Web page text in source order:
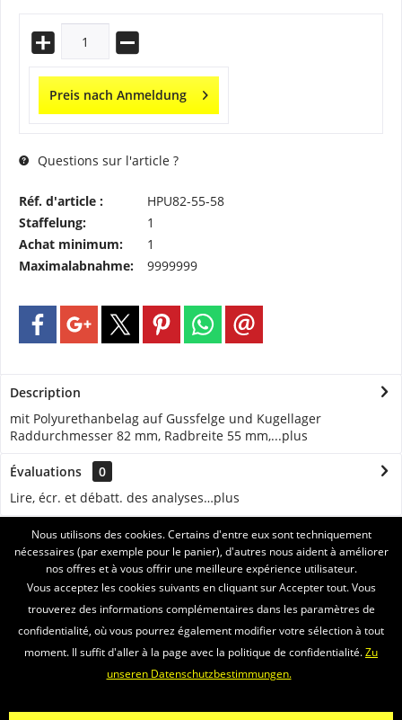
Preis nach Anmeldung
Questions sur l'article ?
Réf. d'article :
HPU82-55-58
Staffelung:
1
Achat minimum:
1
Maximalabnahme:
9999999
Description
mit Polyurethanbelag auf Gussfelge und Kugellager
Raddurchmesser 82 mm, Radbreite 55 mm,...plus
Évaluations
0
Lire, écr. et débatt. des analyses…plus
ASSISTANCE
SERVICE
INFORMATIONS
Newsletter Propos nous Vidéos Contact Widerrufsrecht
Nous utilisons des cookies. Certains d'entre eux sont techniquement
nécessaires (par exemple pour le panier), d'autres nous aident à améliorer
nos offres et à vous offrir une meilleure expérience utilisateur.
Vous acceptez les cookies suivants en cliquant sur Accepter tout. Vous
trouverez des informations complémentaires dans les paramètres de
confidentialité, où vous pourrez également modifier votre sélection à tout
moment. Il suffit d'aller à la page avec la politique de confidentialité.Zu
unseren Datenschutzbestimmungen.